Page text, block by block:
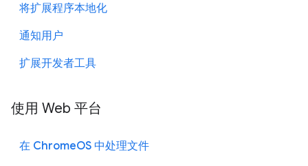
将扩展程序本地化
通知用户
扩展开发者工具
使用 Web 平台
在 ChromeOS 中处理文件